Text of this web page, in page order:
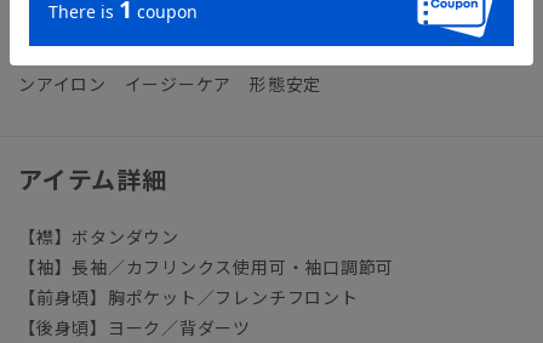
ビジネス ワイシャツ タイト スリム ノーアイロン ノ
ンアイロン イージーケア 形態安定
アイテム詳細
【襟】ボタンダウン
【袖】長袖／カフリンクス使用可・袖口調節可
【前身頃】胸ポケット／フレンチフロント
【後身頃】ヨーク／背ダーツ